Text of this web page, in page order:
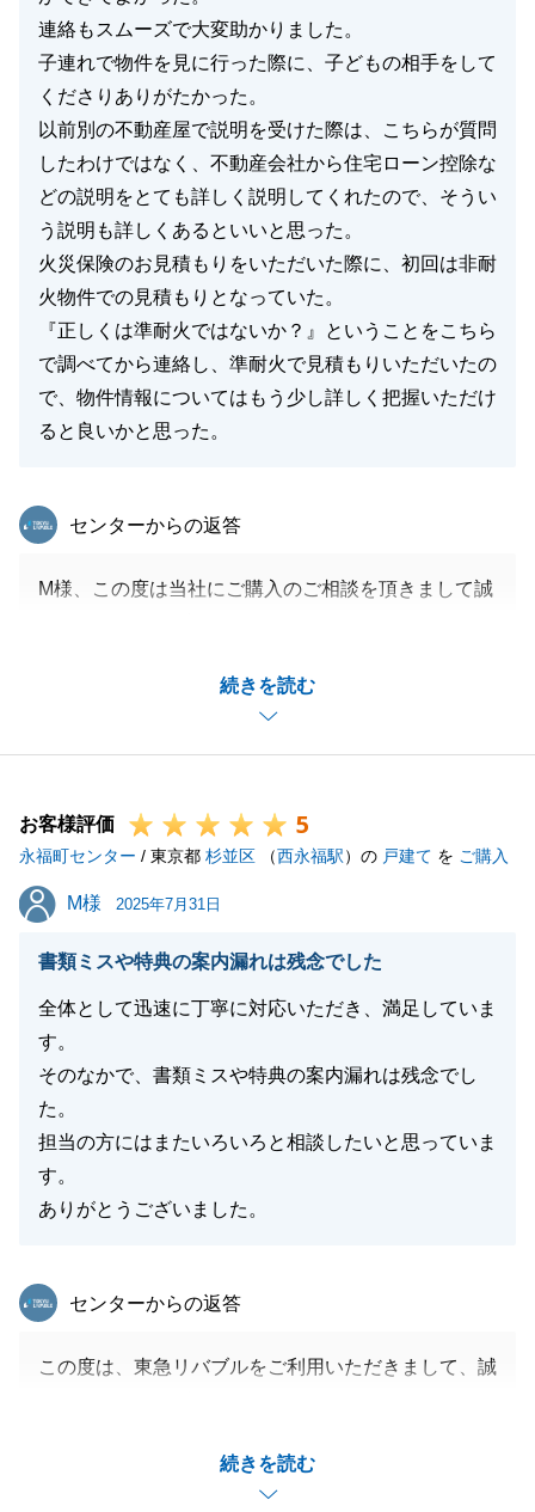
連絡もスムーズで大変助かりました。
子連れで物件を見に行った際に、子どもの相手をして
くださりありがたかった。
以前別の不動産屋で説明を受けた際は、こちらが質問
したわけではなく、不動産会社から住宅ローン控除な
どの説明をとても詳しく説明してくれたので、そうい
う説明も詳しくあるといいと思った。
火災保険のお見積もりをいただいた際に、初回は非耐
火物件での見積もりとなっていた。
『正しくは準耐火ではないか？』ということをこちら
で調べてから連絡し、準耐火で見積もりいただいたの
で、物件情報についてはもう少し詳しく把握いただけ
ると良いかと思った。
続きを読む
東急リバブル
センターからの返答
M様、この度は当社にご購入のご相談を頂きまして誠
無事にご成約できたのもM様ご家族のご協力があった
からでございます。誠にありがとうございました。
し訳ございませんでした。
これから確定申告などもございますので、随時ご連絡
させて頂ければと思います。
この度は誠にありがとうございました。
引き続き、よろしくお願いいたします。
閉じる
お客様評価 5
永福町センター / 東京都 杉並区 （西永福駅）の 戸建て を ご購入
M様
M様 2025年7月31日
書類ミスや特典の案内漏れは残念でした
全体として迅速に丁寧に対応いただき、満足していま
す。
そのなかで、書類ミスや特典の案内漏れは残念でし
た。
担当の方にはまたいろいろと相談したいと思っていま
す。
ありがとうございました。
続きを読む
東急リバブル
センターからの返答
この度は、東急リバブルをご利用いただきまして、誠
M様には、オンラインのお打合せなどもさせて頂きま